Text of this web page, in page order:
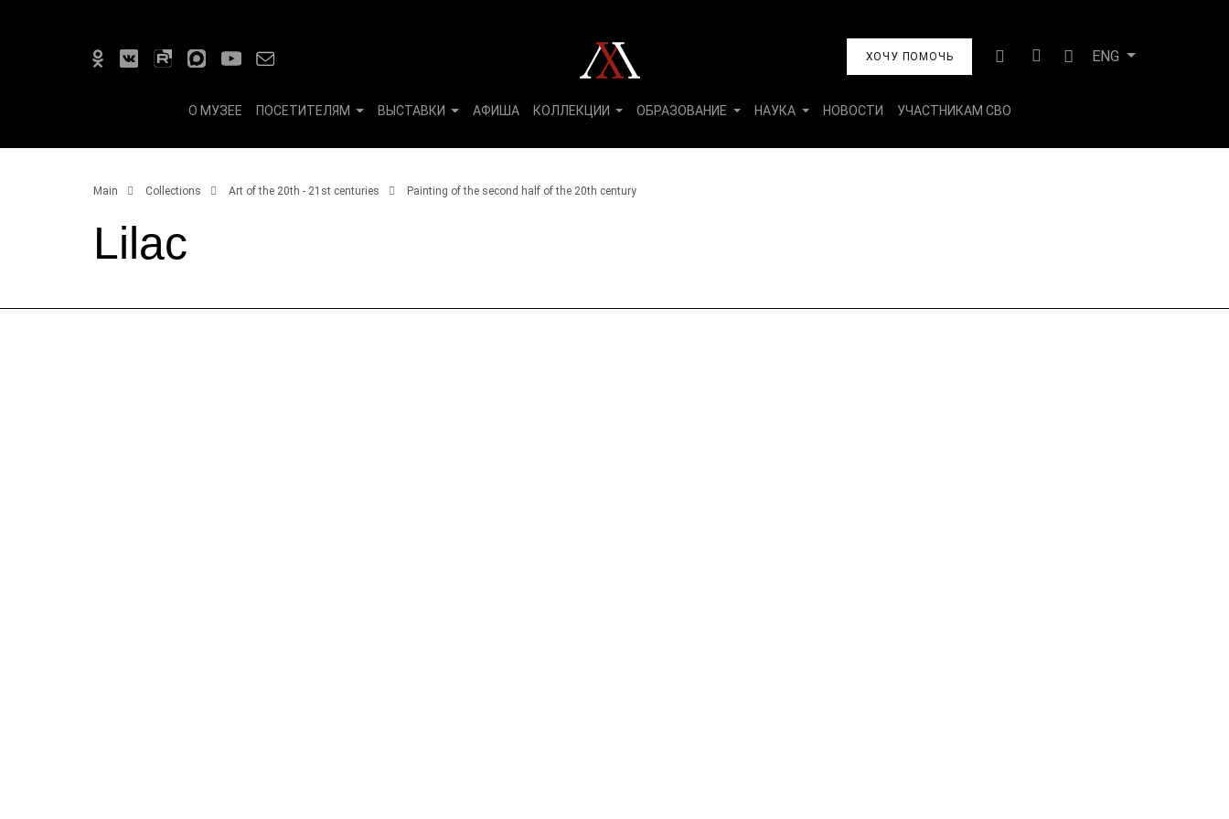
ХОЧУ ПОМОЧЬ ENG
О МУЗЕЕ ПОСЕТИТЕЛЯМ ВЫСТАВКИ АФИША КОЛЛЕКЦИИ ОБРАЗОВАНИЕ НАУКА НОВОСТИ УЧАСТНИКАМ СВО
Main Collections Art of the 20th - 21st centuries Painting of the second half of the 20th century
Lilac